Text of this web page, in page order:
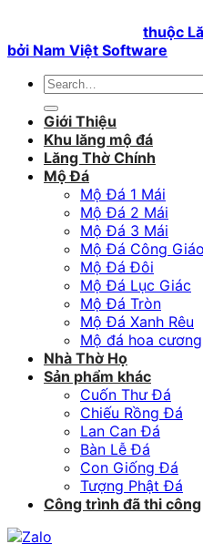
thuộc
bởi Nam Việt Software
Search
Giới Thiệu
Khu lăng mộ đá
Lăng Thờ Chính
Mộ Đá
Mộ Đá 1 Mái
Mộ Đá 2 Mái
Mộ Đá 3 Mái
Mộ Đá Công Giáo
Mộ Đá Đôi
Mộ Đá Lục Giác
Mộ Đá Tròn
Mộ Đá Xanh Rêu
Mộ đá hoa cương
Nhà Thờ Họ
Sản phẩm khác
Cuốn Thư Đá
Chiếu Rồng Đá
Lan Can Đá
Bàn Lễ Đá
Con Giống Đá
Tượng Phật Đá
Công trình đã thi công